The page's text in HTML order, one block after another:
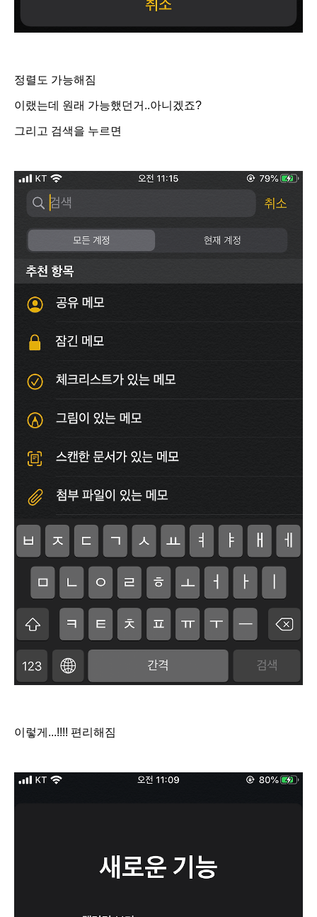
정렬도 가능해짐
이랬는데 원래 가능했던거..아니겠죠?
그리고 검색을 누르면
이렇게...!!!! 편리해짐